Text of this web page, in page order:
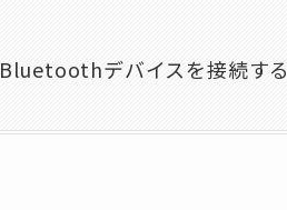
Bluetoothデバイスを接続する